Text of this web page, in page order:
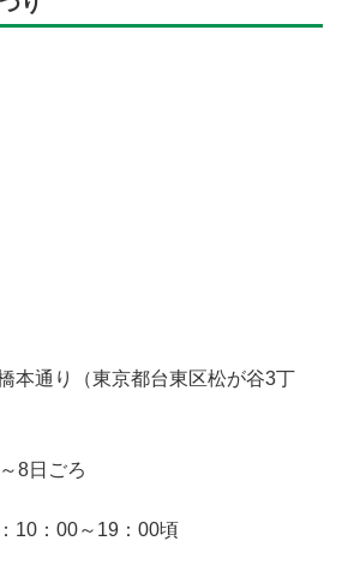
本通り（東京都台東区松が谷3丁
8日ごろ
10：00～19：00頃